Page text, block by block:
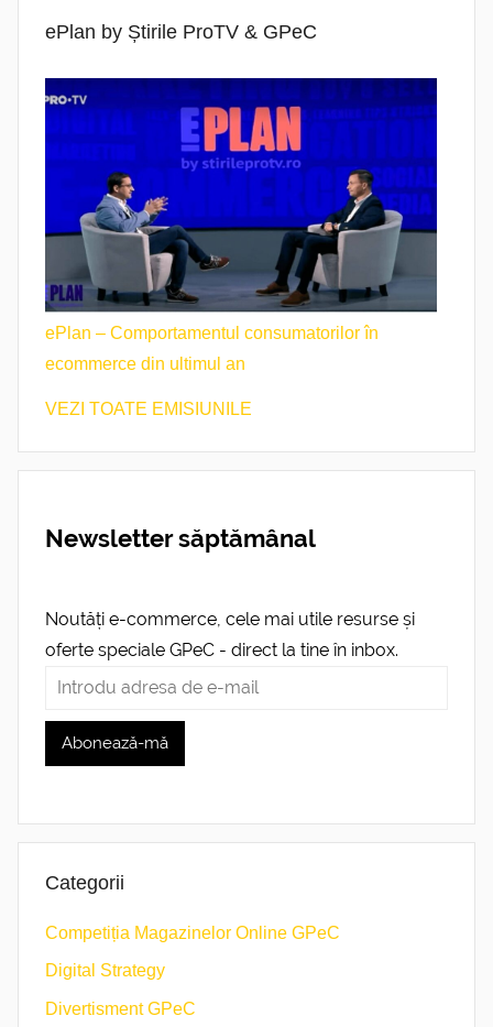
ePlan by Știrile ProTV & GPeC
ePlan – Comportamentul consumatorilor în
ecommerce din ultimul an
VEZI TOATE EMISIUNILE
Newsletter săptămânal
Noutăți e-commerce, cele mai utile resurse și
oferte speciale GPeC - direct la tine în inbox.
Categorii
Competiția Magazinelor Online GPeC
Digital Strategy
Divertisment GPeC